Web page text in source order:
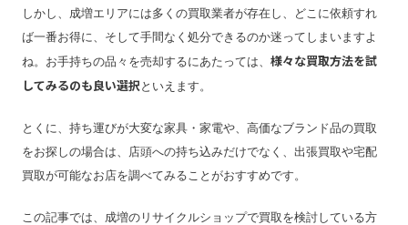
しかし、成増エリアには多くの買取業者が存在し、どこに依頼すれ
ば一番お得に、そして手間なく処分できるのか迷ってしまいますよ
ね。お手持ちの品々を売却するにあたっては、 様々な買取方法を試
してみるのも良い選択といえます。
とくに、持ち運びが大変な家具・家電や、高価なブランド品の買取
をお探しの場合は、店頭への持ち込みだけでなく、出張買取や宅配
買取が可能なお店を調べてみることがおすすめです。
この記事では、成増のリサイクルショップで買取を検討している方